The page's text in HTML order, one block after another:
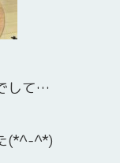
して…
(*^-^*)